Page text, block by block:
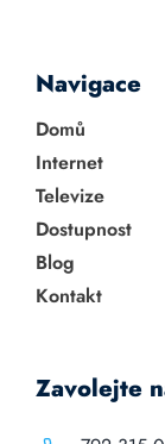
Navigace
Domů
Internet
Televize
Dostupnost
Blog
Kontakt
Zavolejte